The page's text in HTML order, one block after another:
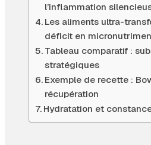
l’inflammation
Les aliments ultra-
déficit en
Tableau comparatif :
stratégiques
Exemple de recette :
récupération
Hydratation et